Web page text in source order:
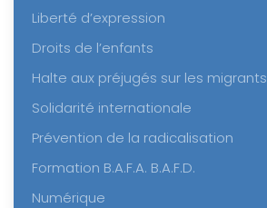
Liberté d’expression
Droits de l’enfants
Halte aux préjugés sur les migrants
Solidarité internationale
Prévention de la radicalisation
Formation B.A.F.A. B.A.F.D.
Numérique